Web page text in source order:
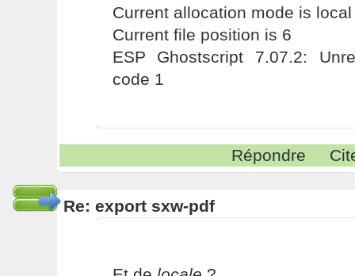
Current allocation mode is local
Current file position is 6
ESP Ghostscript 7.07.2:
code 1
Répondre
Re: export sxw-pdf